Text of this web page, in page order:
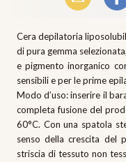
Cera depilatoria
di pura gemma
e pigmento inorganico
sensibili e per le prime
Modo d’uso: inserire il
completa fusione del
60°C. Con una spatola
senso della crescita del
striscia di tessuto non